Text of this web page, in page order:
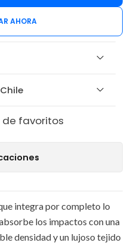
AHORA
favoritos
integra por completo lo
los impactos con una
densidad y un lujoso tejido